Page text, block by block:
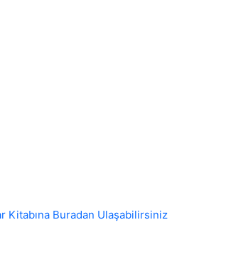
Kitabına Buradan Ulaşabilirsiniz